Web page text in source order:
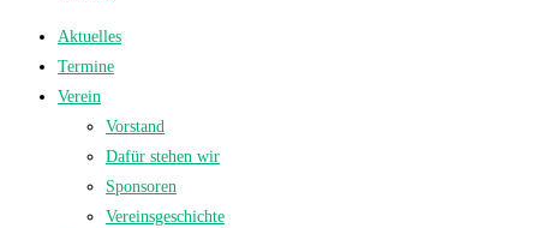
Aktuelles
Termine
Verein
Vorstand
Dafür stehen wir
Sponsoren
Vereinsgeschichte